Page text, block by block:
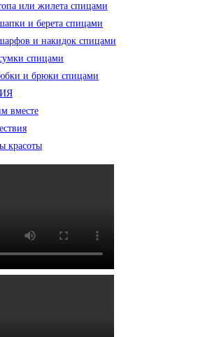
или жилета спицами
и берета спицами
и накидок спицами
спицами
и брюки спицами
вместе
красоты